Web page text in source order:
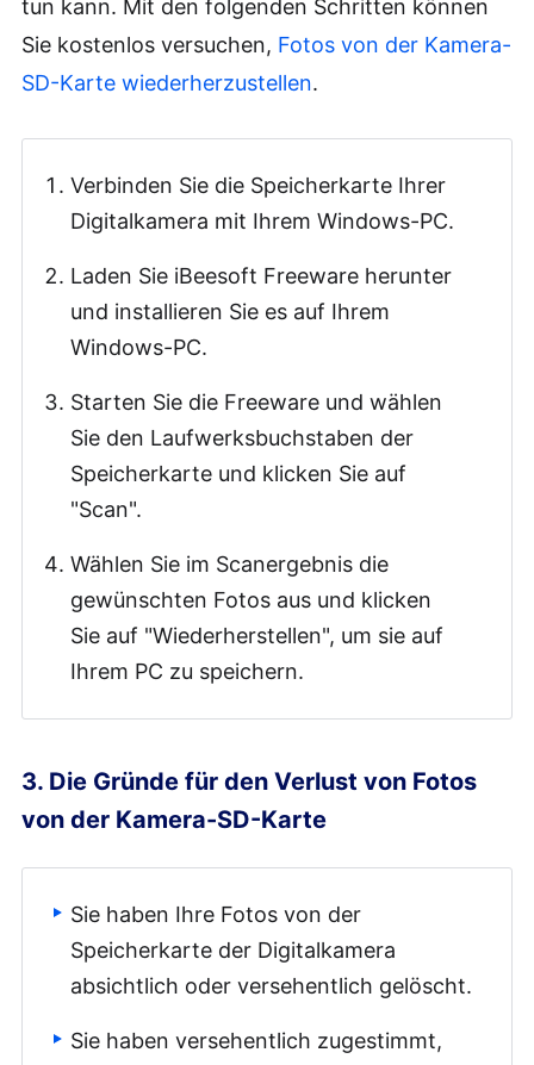
tun kann. Mit den folgenden Schritten können
Sie kostenlos versuchen, Fotos von der Kamera-
SD-Karte wiederherzustellen.
Verbinden Sie die Speicherkarte Ihrer
Digitalkamera mit Ihrem Windows-PC.
Laden Sie iBeesoft Freeware herunter
und installieren Sie es auf Ihrem
Windows-PC.
Starten Sie die Freeware und wählen
Sie den Laufwerksbuchstaben der
Speicherkarte und klicken Sie auf
"Scan".
Wählen Sie im Scanergebnis die
gewünschten Fotos aus und klicken
Sie auf "Wiederherstellen", um sie auf
Ihrem PC zu speichern.
3. Die Gründe für den Verlust von Fotos
von der Kamera-SD-Karte
Sie haben Ihre Fotos von der
Speicherkarte der Digitalkamera
absichtlich oder versehentlich gelöscht.
Sie haben versehentlich zugestimmt,